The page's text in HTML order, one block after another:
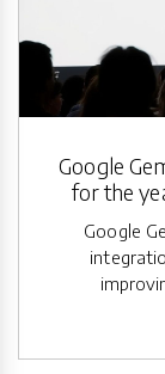
Google
for the
Google